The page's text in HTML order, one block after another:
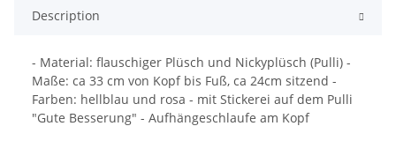
Description
- Material: flauschiger Plüsch und Nickyplüsch (Pulli) -
Maße: ca 33 cm von Kopf bis Fuß, ca 24cm sitzend -
Farben: hellblau und rosa - mit Stickerei auf dem Pulli
"Gute Besserung" - Aufhängeschlaufe am Kopf